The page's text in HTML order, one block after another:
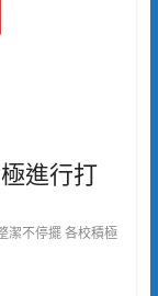
進行打
潔不停擺 各校積極